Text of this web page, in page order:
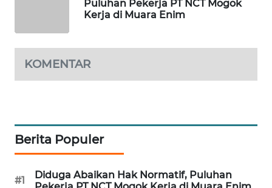
Puluhan Pekerja PT NCT Mogok
Kerja di Muara Enim
KOMENTAR
Berita Populer
#1
Diduga Abaikan Hak Normatif, Puluhan
NEWS
HUMBANG
NEWS
GARONGGANG